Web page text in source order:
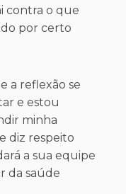
contra o que
por certo
a reflexão se
e estou
minha
diz respeito
a sua equipe
da saúde